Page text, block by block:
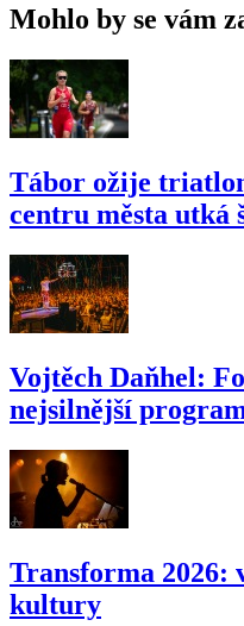
Mohlo by se vám
Tábor ožije
centru města utká
Vojtěch Daňhel:
nejsilnější
Transforma 2026:
kultury